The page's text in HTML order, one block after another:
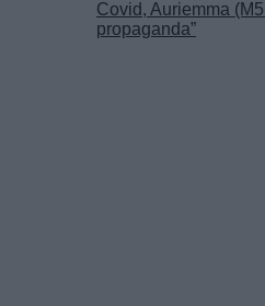
Covid, Auriemma
propaganda”